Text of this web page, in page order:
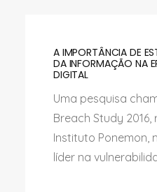
A IMPORTÂNCIA DE
DA INFORMAÇÃO NA
DIGITAL
Uma pesquisa
Breach Study 2016,
Instituto Ponemon,
líder na